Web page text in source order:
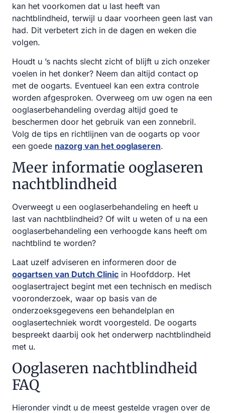
kan het voorkomen dat u last heeft van
nachtblindheid, terwijl u daar voorheen geen last van
had. Dit verbetert zich in de dagen en weken die
volgen.
Houdt u ’s nachts slecht zicht of blijft u zich onzeker
voelen in het donker? Neem dan altijd contact op
met de oogarts. Eventueel kan een extra controle
worden afgesproken. Overweeg om uw ogen na een
ooglaserbehandeling overdag altijd goed te
beschermen door het gebruik van een zonnebril.
Volg de tips en richtlijnen van de oogarts op voor
een goede nazorg van het ooglaseren.
Meer informatie ooglaseren
nachtblindheid
Overweegt u een ooglaserbehandeling en heeft u
last van nachtblindheid? Of wilt u weten of u na een
ooglaserbehandeling een verhoogde kans heeft om
nachtblind te worden?
Laat uzelf adviseren en informeren door de
oogartsen van Dutch Clinic in Hoofddorp. Het
ooglasertraject begint met een technisch en medisch
vooronderzoek, waar op basis van de
onderzoeksgegevens een behandelplan en
ooglasertechniek wordt voorgesteld. De oogarts
bespreekt daarbij ook het onderwerp nachtblindheid
met u.
Ooglaseren nachtblindheid
FAQ
Hieronder vindt u de meest gestelde vragen over de